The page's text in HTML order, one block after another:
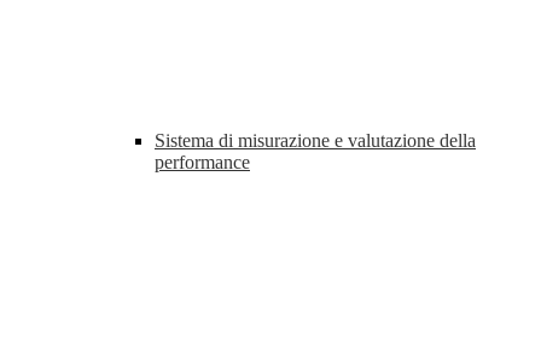
Sistema di misurazione e valutazione della
performance